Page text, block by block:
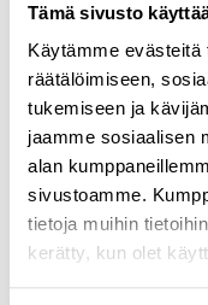
Tämä sivusto
Käytämme
räätälöimiseen,
tukemiseen ja
jaamme sosiaalisen
alan
sivustoamme.
tietoja muihin
kerätty, kun olet
Kaupunki